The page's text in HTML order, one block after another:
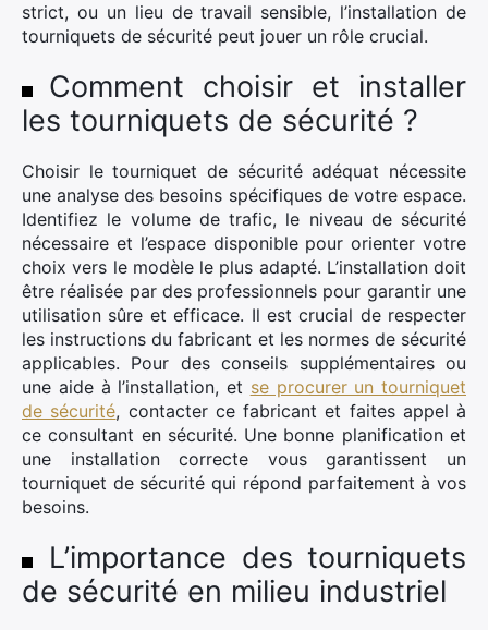
strict, ou un lieu de travail sensible, l’installation de
tourniquets de sécurité peut jouer un rôle crucial.
Comment choisir et installer
les tourniquets de sécurité ?
Choisir le tourniquet de sécurité adéquat nécessite
une analyse des besoins spécifiques de votre espace.
Identifiez le volume de trafic, le niveau de sécurité
nécessaire et l’espace disponible pour orienter votre
choix vers le modèle le plus adapté. L’installation doit
être réalisée par des professionnels pour garantir une
utilisation sûre et efficace. Il est crucial de respecter
les instructions du fabricant et les normes de sécurité
applicables. Pour des conseils supplémentaires ou
une aide à l’installation, et se procurer un tourniquet
de sécurité, contacter ce fabricant et faites appel à
ce consultant en sécurité. Une bonne planification et
une installation correcte vous garantissent un
tourniquet de sécurité qui répond parfaitement à vos
besoins.
L’importance des tourniquets
de sécurité en milieu industriel